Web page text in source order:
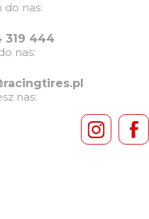
do nas:
319 444
nas:
nas: